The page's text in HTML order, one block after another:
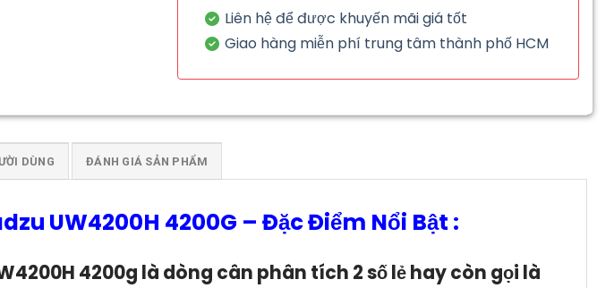
Liên hệ để được khuyến mãi giá tốt
Giao hàng miễn phí trung tâm thành phố HCM
DÙNG ĐÁNH GIÁ SẢN PHẨM
UW4200H 4200G – Đặc Điểm Nổi Bật :
4200g là dòng cân phân tích 2 số lẻ hay còn gọi là